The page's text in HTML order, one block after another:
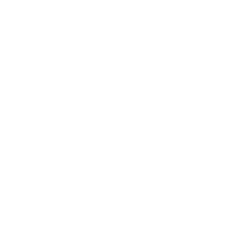
Ruskea suosikiksi